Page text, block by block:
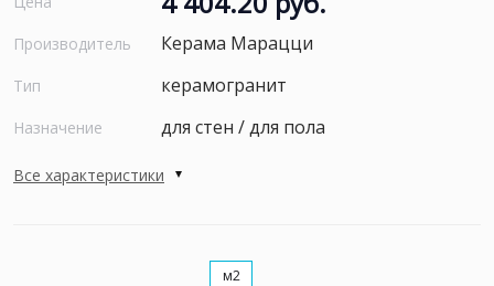
Производитель Керама Марацци
Тип керамогранит
Назначение для стен / для пола
Все характеристики
м2